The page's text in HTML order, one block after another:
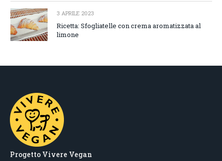
3 APRILE 2023
Ricetta: Sfogliatelle con crema aromatizzata al
limone
Progetto Vivere Vegan